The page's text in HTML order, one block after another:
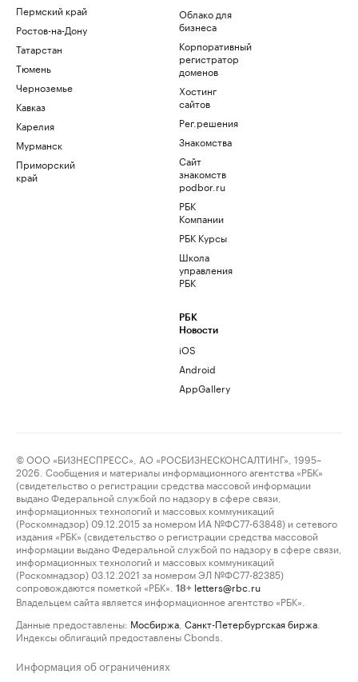
Пермский край
Ростов-на-Дону
Татарстан
Тюмень
Черноземье
Кавказ
Карелия
Мурманск
Приморский
край
Облако для
бизнеса
Корпоративный
регистратор
доменов
Хостинг
сайтов
Рег.решения
Знакомства
Сайт
знакомств
podbor.ru
РБК
Компании
РБК Курсы
Школа
управления
РБК
РБК
Новости
iOS
Android
AppGallery
© ООО «БИЗНЕСПРЕСС», АО «РОСБИЗНЕСКОНСАЛТИНГ», 1995–
2026. Сообщения и материалы информационного агентства «РБК»
(свидетельство о регистрации средства массовой информации
выдано Федеральной службой по надзору в сфере связи,
информационных технологий и массовых коммуникаций
(Роскомнадзор) 09.12.2015 за номером ИА №ФС77-63848) и сетевого
издания «РБК» (свидетельство о регистрации средства массовой
информации выдано Федеральной службой по надзору в сфере связи,
информационных технологий и массовых коммуникаций
(Роскомнадзор) 03.12.2021 за номером ЭЛ №ФС77-82385)
сопровождаются пометкой «РБК».
18+ letters@rbc.ru
Владельцем сайта является информационное агентство «РБК».
Данные предоставлены: Мосбиржа Санкт-Петербургская биржа
Индексы облигаций предоставлены Cbonds.
Информация об ограничениях